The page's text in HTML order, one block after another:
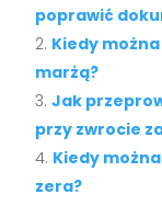
poprawić
Kiedy
marżą?
Jak
przy zwrocie
Kiedy
zera?